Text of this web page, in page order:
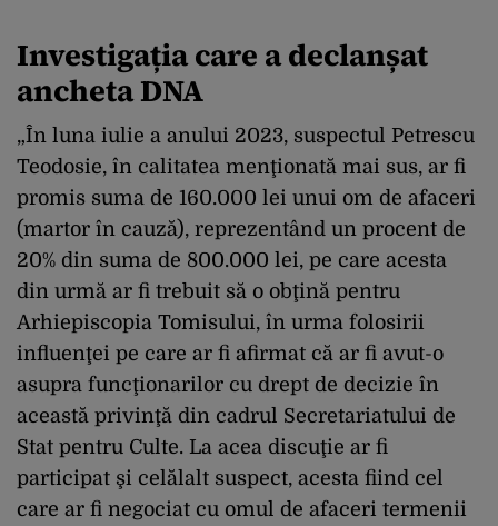
Investigația care a declanșat
ancheta DNA
„În luna iulie a anului 2023, suspectul Petrescu
Teodosie, în calitatea menţionată mai sus, ar fi
promis suma de 160.000 lei unui om de afaceri
(martor în cauză), reprezentând un procent de
20% din suma de 800.000 lei, pe care acesta
din urmă ar fi trebuit să o obţină pentru
Arhiepiscopia Tomisului, în urma folosirii
influenţei pe care ar fi afirmat că ar fi avut-o
asupra funcţionarilor cu drept de decizie în
această privinţă din cadrul Secretariatului de
Stat pentru Culte. La acea discuţie ar fi
participat şi celălalt suspect, acesta fiind cel
care ar fi negociat cu omul de afaceri termenii